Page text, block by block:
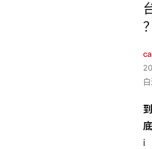
到
底
i